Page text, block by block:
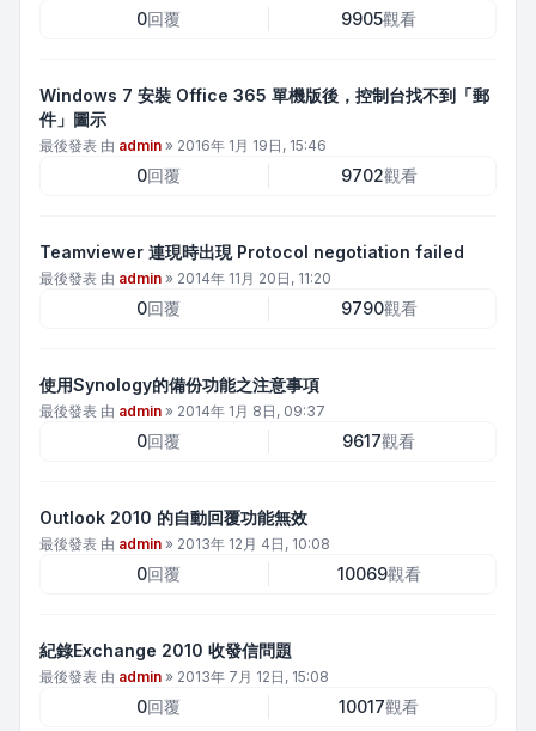
0回覆 9905觀看
Windows 7 安裝 Office 365 單機版後，控制台找不到「郵
件」圖示
最後發表 由 admin » 2016年 1月 19日, 15:46
0回覆 9702觀看
Teamviewer 連現時出現 Protocol negotiation failed
最後發表 由 admin » 2014年 11月 20日, 11:20
0回覆 9790觀看
使用Synology的備份功能之注意事項
最後發表 由 admin » 2014年 1月 8日, 09:37
0回覆 9617觀看
Outlook 2010 的自動回覆功能無效
最後發表 由 admin » 2013年 12月 4日, 10:08
0回覆 10069觀看
紀錄Exchange 2010 收發信問題
最後發表 由 admin » 2013年 7月 12日, 15:08
0回覆 10017觀看